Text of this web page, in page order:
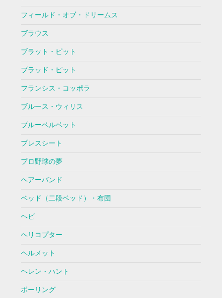
フィールド・オブ・ドリームス
ブラウス
ブラット・ピット
ブラッド・ピット
フランシス・コッポラ
ブルース・ウィリス
ブルーベルベット
プレスシート
プロ野球の夢
ヘアーバンド
ベッド（二段ベッド）・布団
ヘビ
ヘリコプター
ヘルメット
ヘレン・ハント
ボーリング